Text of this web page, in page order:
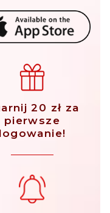
20 zł za
pierwsze
logowanie!